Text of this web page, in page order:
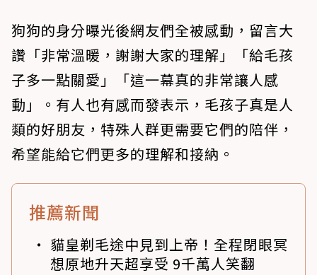
狗狗的身分曝光後網友們全被感動，留言大
讚「非常溫暖，謝謝大家的理解」「給毛孩
子多一點關愛」「這一幕真的非常讓人感
動」。有人也有感而發表示，毛孩子真是人
類的好朋友，特殊人群更需要它們的陪伴，
希望能給它們更多的理解和接納。
推薦新聞
貓皇剃毛途中見到上帝！全程閉眼冥
想原地升天超享受 9千萬人笑翻